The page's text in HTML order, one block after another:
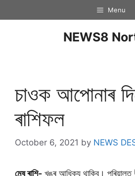
Menu
NEWS8
চাওক আপোনাৰ
ৰাশিফল
October 6, 2021 by NEWS
মেষ ৰাশি- খঙৰ আধিক্য থাকিব। পৰিয়ালত